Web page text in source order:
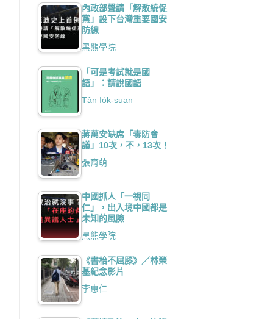
內政部聲請「解散統促
黨」設下台灣重要國安
防線
黑熊學院
「可是考試就是國
語」：請說國語
Tân Io̍k-suan
蔣萬安缺席「毒防會
議」10次，不，13次！
張育萌
中國抓人「一視同
仁」，出入境中國都是
未知的風險
黑熊學院
《書枱不屈膝》／林榮
基紀念影片
李惠仁